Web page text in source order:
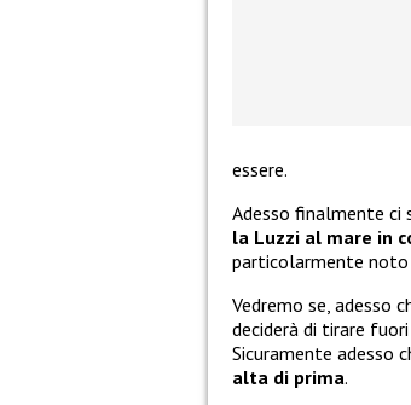
essere.
Adesso finalmente ci
la Luzzi al mare in
particolarmente noto
Vedremo se, adesso
deciderà di tirare
Sicuramente adesso
alta di prima.